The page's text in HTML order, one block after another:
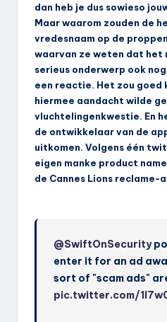
dan heb je dus sowieso
Maar waarom zouden de
vredesnaam op de
waarvan ze weten dat het
serieus onderwerp ook
een reactie. Het zou goed
hiermee aandacht wilde
vluchtelingenkwestie. En
de ontwikkelaar van de
uitkomen. Volgens één
eigen manke product
de Cannes Lions reclame-
@SwiftOnSecurity
enter it for an ad
sort of "scam ads"
pic.twitter.com/